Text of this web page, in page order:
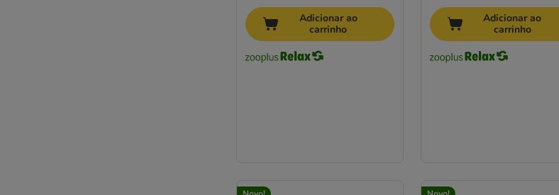
Adicionar ao
carrinho
Adicionar ao
carrinho